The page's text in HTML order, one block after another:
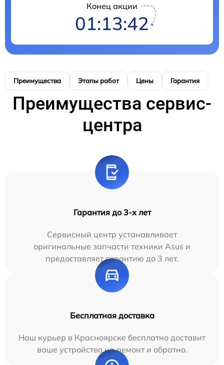
Конец акции
01:13:41
Преимущества Этапы работ Цены Гарантия
Преимущества сервис-
центра
Гарантия до 3-х лет
Сервисный центр устанавливает
оригинальные запчасти техники Asus и
предоставляет гарантию до 3 лет.
Бесплатная доставка
Наш курьер в Красноярске бесплатно доставит
ваше устройство на ремонт и обратно.